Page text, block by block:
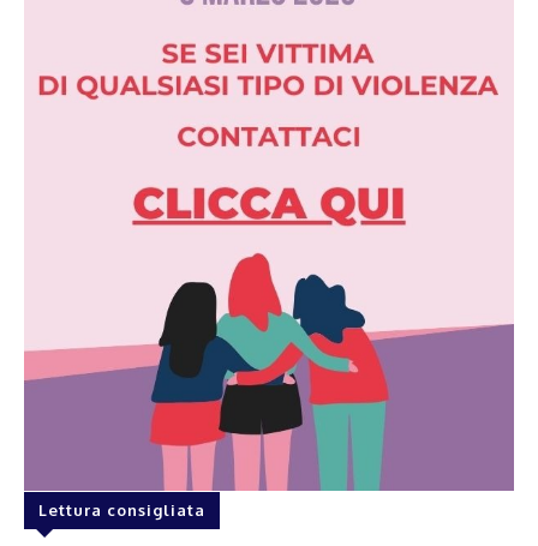
Lettura consigliata